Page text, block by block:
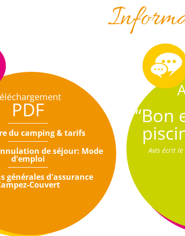
PDF
du camping & tarifs
de séjour: Mode
d'emploi
générales d'assurance
Couvert
“Bon
Avis écrit